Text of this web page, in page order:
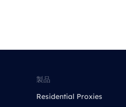
製品
Residential Proxies